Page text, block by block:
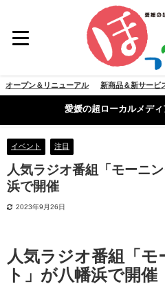
オープン＆リニューアル 新商品＆新サービ
愛媛の超ローカルメデ
イベント 注目
人気ラジオ番組「モーニ
浜で開催
2023年9月26日
人気ラジオ番組「
ト」が八幡浜で開催